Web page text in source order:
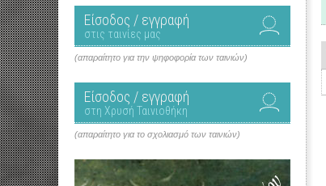
Είσοδος / εγγραφή
στις ταινίες μας
(απαραίτητο για την ψηφοφορία των ταινιών)
Είσοδος / εγγραφή
στη Χρυσή Ταινιοθήκη
(απαραίτητο για το σχολιασμό των ταινιών)